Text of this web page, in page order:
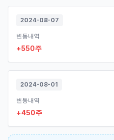
2024-08-07
변동내역
+550주
2024-08-01
변동내역
+450주